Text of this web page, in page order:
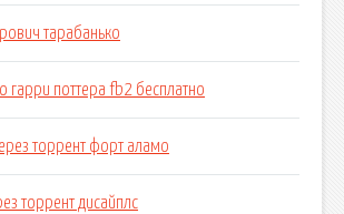
тарабанько
гарри поттера fb2 бесплатно
торрент форт аламо
торрент дисайплс